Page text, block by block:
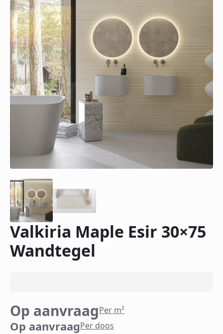
Valkiria Maple Esir 30×75
Wandtegel
Op aanvraagPer m²
Op aanvraagPer doos